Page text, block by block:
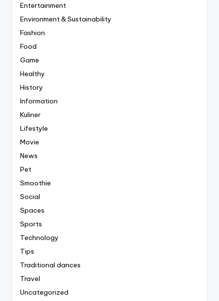
Entertainment
Environment & Sustainability
Fashion
Food
Game
Healthy
History
Information
Kuliner
Lifestyle
Movie
News
Pet
Smoothie
Social
Spaces
Sports
Technology
Tips
Traditional dances
Travel
Uncategorized